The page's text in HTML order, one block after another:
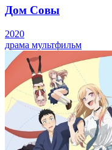
Дом Совы
2020
драма мультфильм